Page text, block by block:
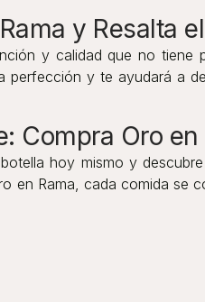
y Resalta
y calidad que no tiene
perfección y te ayudará a
Compra Oro en
hoy mismo y
Rama, cada comida se